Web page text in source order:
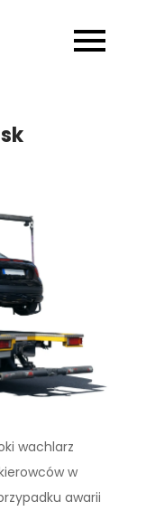
wachlarz
w
awarii